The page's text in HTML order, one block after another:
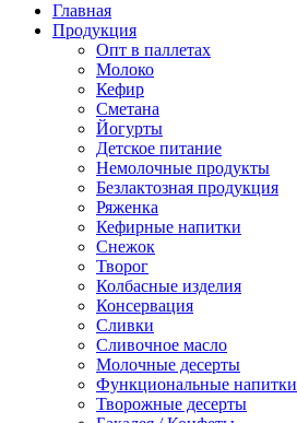
Главная
Продукция
Опт в паллетах
Молоко
Кефир
Сметана
Йогурты
Детское питание
Немолочные продукты
Безлактозная продукция
Ряженка
Кефирные напитки
Снежок
Творог
Колбасные изделия
Консервация
Сливки
Сливочное масло
Молочные десерты
Функциональные напитки
Творожные десерты